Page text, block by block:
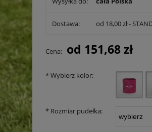
Dostawa: od 18,00 zł-
Cena nie zawiera
płatności
Cena: od 151,68 zł
*Wybierz kolor:
*Rozmiar pudełka: